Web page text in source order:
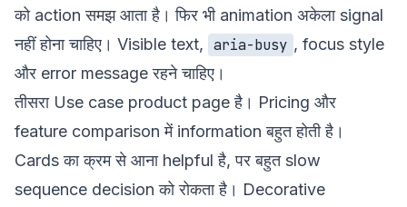
को action समझ आता है। फिर भी animation अकेला signal
नहीं होना चाहिए। Visible text, aria-busy , focus style
और error message रहने चाहिए।
तीसरा Use case product page है। Pricing और
feature comparison में information बहुत होती है।
Cards का क्रम से आना helpful है, पर बहुत slow
sequence decision को रोकता है। Decorative